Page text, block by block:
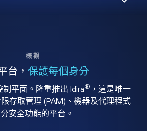
概觀
台， 保護每個身分
制平面。隆重推出 Idira® ，這是唯一
存取管理 (PAM)、機器及代理程式
安全功能的平台。